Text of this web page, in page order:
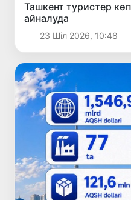
Ташкент туристер
айналуда
23 Шіл 2026, 10:48